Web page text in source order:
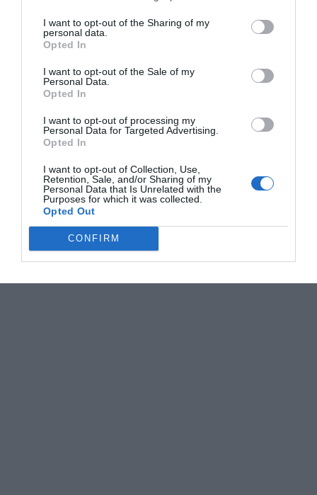
I want to opt-out of the Sharing of my
personal data.
Opted In
I want to opt-out of the Sale of my
Personal Data.
Opted In
I want to opt-out of processing my
Personal Data for Targeted Advertising.
Opted In
I want to opt-out of Collection, Use,
Retention, Sale, and/or Sharing of my
Personal Data that Is Unrelated with the
Purposes for which it was collected.
Opted Out
CONFIRM